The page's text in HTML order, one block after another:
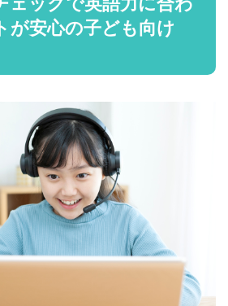
が安心の子ども向け